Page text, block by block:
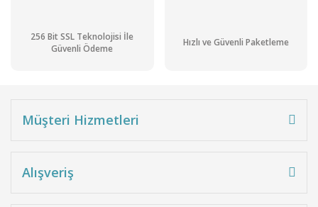
256 Bit SSL Teknolojisi İle
Güvenli Ödeme
Hızlı ve Güvenli Paketleme
Müşteri Hizmetleri
Alışveriş